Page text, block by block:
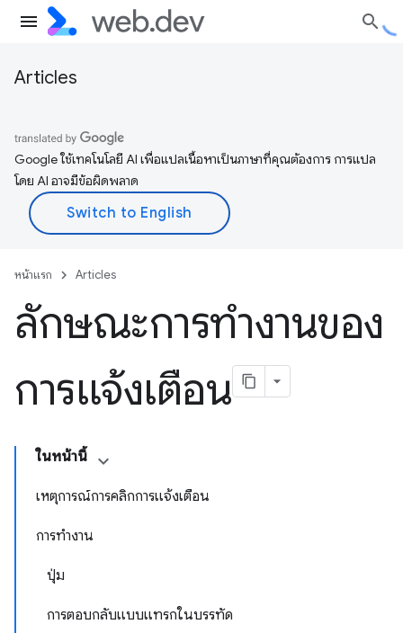
Articles
Google ใช้เทคโนโลยี AI เพื่อแปลเนื้อหาเป็นภาษาที่คุณต้องการ การแปล
โดย AI อาจมีข้อผิดพลาด
หน้าแรก Articles
ลักษณะการทำงานของ
การแจ้งเตือน
ในหน้านี้
เหตุการณ์การคลิกการแจ้งเตือน
การทำงาน
ปุ่ม
การตอบกลับแบบแทรกในบรรทัด